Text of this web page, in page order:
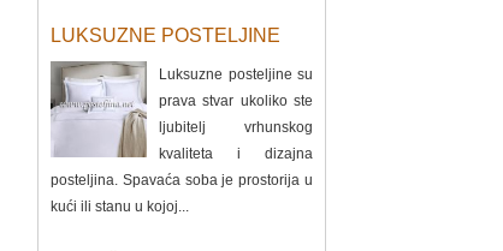
LUKSUZNE POSTELJINE
Luksuzne posteljine su
prava stvar ukoliko ste
ljubitelj vrhunskog
kvaliteta i dizajna
posteljina. Spavaća soba je prostorija u
kući ili stanu u kojoj...